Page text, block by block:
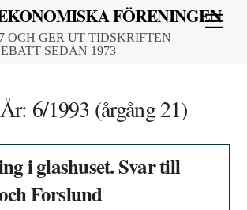
FÖRENINGEN
OCH GER UT TIDSKRIFTEN
SEDAN 1973
6/1993 (årgång 21)
i glashuset. Svar till
Forslund